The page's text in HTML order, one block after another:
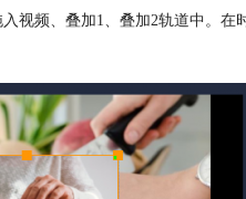
视频、叠加1、叠加2轨道中。